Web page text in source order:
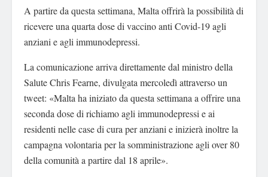
A partire da questa settimana, Malta offrirà la possibilità di
ricevere una quarta dose di vaccino anti Covid-19 agli
anziani e agli immunodepressi.
La comunicazione arriva direttamente dal ministro della
Salute Chris Fearne, divulgata mercoledì attraverso un
tweet: «Malta ha iniziato da questa settimana a offrire una
seconda dose di richiamo agli immunodepressi e ai
residenti nelle case di cura per anziani e inizierà inoltre la
campagna volontaria per la somministrazione agli over 80
della comunità a partire dal 18 aprile».